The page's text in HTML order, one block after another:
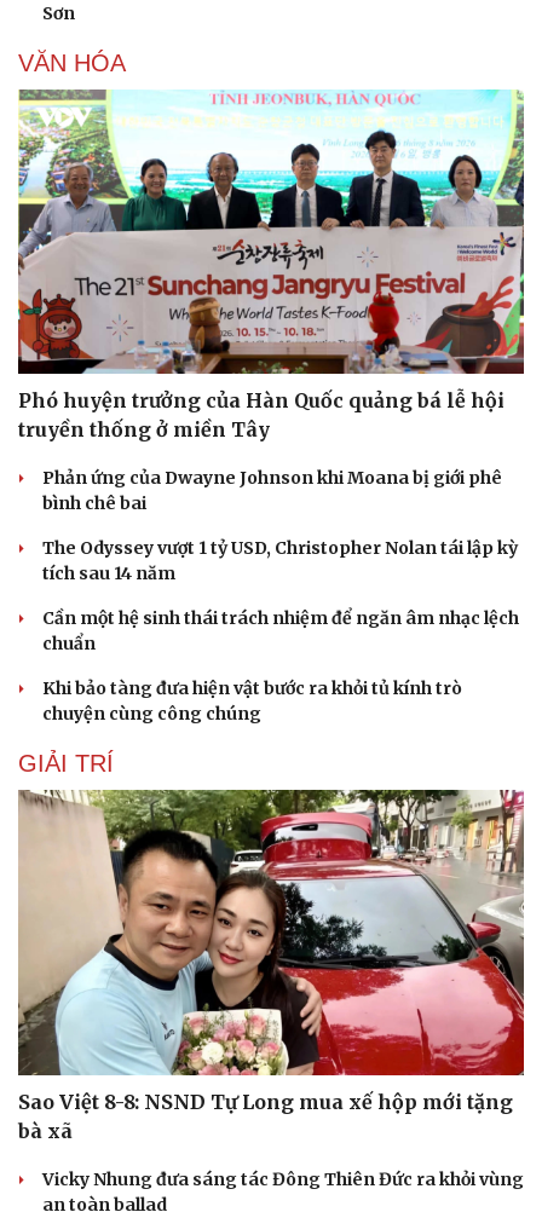
Sức khỏe
Dinh dưỡng - món ngon
Cây thuốc
Sản phụ khoa
Nam khoa
Làm đẹp - giảm cân
Ăn sạch sống khỏe
Đời sống
Nhà đẹp
Blog
Sơn
VĂN HÓA
Phó huyện trưởng của Hàn Quốc quảng bá lễ hội
truyền thống ở miền Tây
Phản ứng của Dwayne Johnson khi Moana bị giới phê
bình chê bai
The Odyssey vượt 1 tỷ USD, Christopher Nolan tái lập kỳ
tích sau 14 năm
Cần một hệ sinh thái trách nhiệm để ngăn âm nhạc lệch
chuẩn
Khi bảo tàng đưa hiện vật bước ra khỏi tủ kính trò
chuyện cùng công chúng
GIẢI TRÍ
Sao Việt 8-8: NSND Tự Long mua xế hộp mới tặng
bà xã
Vicky Nhung đưa sáng tác Đông Thiên Đức ra khỏi vùng
an toàn ballad